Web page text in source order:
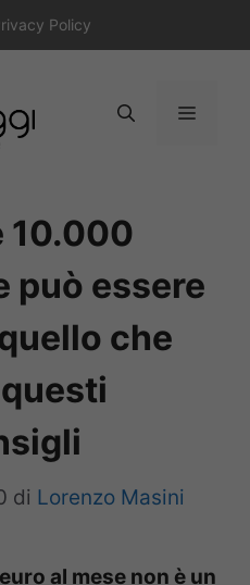
Policy
Menu
10.000
può essere
che
di Lorenzo Masini
al mese non è un